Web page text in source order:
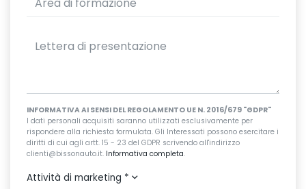
INFORMATIVA AI SENSI DEL REGOLAMENTO UE N. 2016/679 "GDPR"
I dati personali acquisiti saranno utilizzati esclusivamente per
rispondere alla richiesta formulata. Gli Interessati possono esercitare i
diritti di cui agli artt. 15 - 23 del GDPR scrivendo all'indirizzo
clienti@bissonauto.it. Informativa completa.
Attività di marketing *